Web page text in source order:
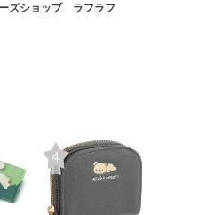
ズショップ ラフラフ